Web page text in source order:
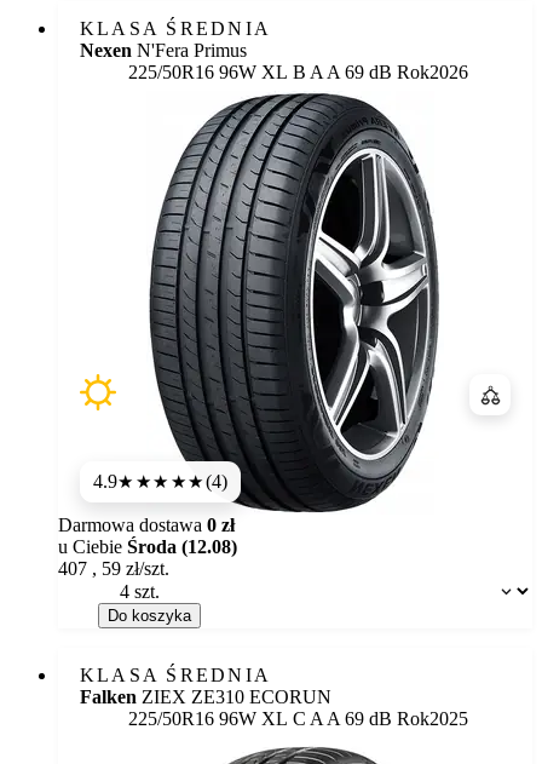
KLASA ŚREDNIA
Nexen N'Fera Primus
225/50R16 96W XL Etykieta:
B A A 69 dB Rok2026
4.9★★★★★(4)
Dostępność:
Darmowa dostawa 0 zł
u Ciebie Środa (12.08)
407 , 59 zł/szt.
Do koszyka
KLASA ŚREDNIA
Falken ZIEX ZE310 ECORUN
225/50R16 96W XL Etykieta:
C A A 69 dB Rok2025